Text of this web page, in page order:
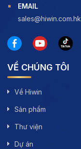
EMAIL
sales@hiwin.com.hk
VỀ CHÚNG TÔI
Về Hiwin
Sản phẩm
Thư viện
Dự án